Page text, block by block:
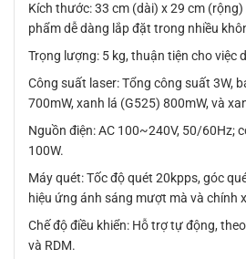
Kích thước: 33 cm (dài) x 29 cm
phẩm dễ dàng lắp đặt trong nhiều
Trọng lượng: 5 kg, thuận tiện cho việc
Công suất laser: Tổng công suất 3W,
700mW, xanh lá (G525) 800mW, và
Nguồn điện: AC 100~240V, 50/60Hz;
100W.
Máy quét: Tốc độ quét 20kpps, góc
hiệu ứng ánh sáng mượt mà và chính
Chế độ điều khiển: Hỗ trợ tự động,
và RDM.